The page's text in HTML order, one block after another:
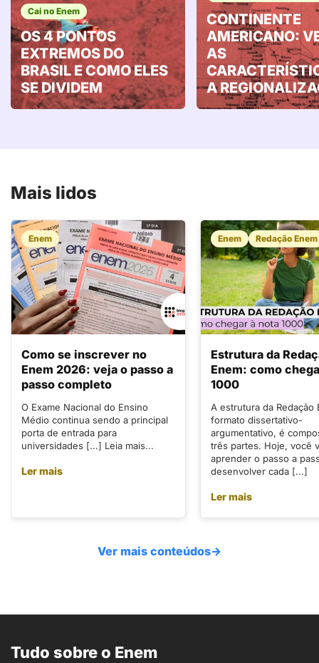
Cai no Enem
OS 4 PONTOS
EXTREMOS DO
BRASIL E COMO ELES
SE DIVIDEM
CONTINENTE
AMERICANO:
AS
A
Mais lidos
Enem
Como se inscrever no
Enem 2026: veja o passo a
passo completo
O Exame Nacional do Ensino
Médio continua sendo a principal
porta de entrada para
universidades [...] Leia mais...
Ler mais
Enem Redação Enem
Estrutura da
Enem: como
1000
A estrutura da Redação
formato dissertativo-
argumentativo, é
três partes. Hoje, você
aprender o passo a
desenvolver cada [...]
Ler mais
Ver mais conteúdos→
Tudo sobre o Enem